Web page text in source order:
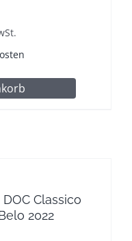
Classico
2022